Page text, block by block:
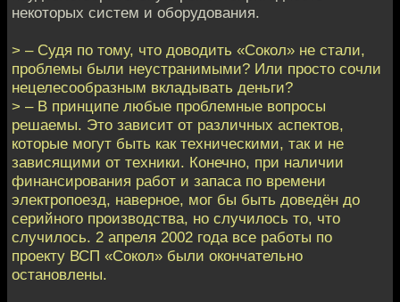
некоторых систем и оборудования.
> – Судя по тому, что доводить «Сокол» не стали,
проблемы были неустранимыми? Или просто сочли
нецелесообразным вкладывать деньги?
> – В принципе любые проблемные вопросы
решаемы. Это зависит от различных аспектов,
которые могут быть как техническими, так и не
зависящими от техники. Конечно, при наличии
финансирования работ и запаса по времени
электропоезд, наверное, мог бы быть доведён до
серийного производства, но случилось то, что
случилось. 2 апреля 2002 года все работы по
проекту ВСП «Сокол» были окончательно
остановлены.